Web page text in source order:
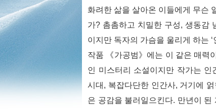
화려한 삶을 살아온 이들에게 무슨
가? 촘촘하고 치밀한 구성, 생동감
이지만 독자의 가슴을 울리게 하는
작품 《가공범》에는 이 같은 매력
인 미스터리 소설이지만 작가는
시대, 복잡다단한 인간사, 거기에
은 공감을 불러일으킨다. 만년이